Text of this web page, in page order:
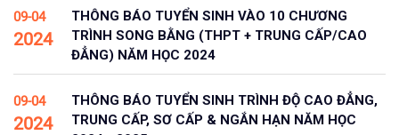
09-04
2024
THÔNG BÁO TUYỂN SINH VÀO 10 CHƯƠNG
TRÌNH SONG BẰNG (THPT + TRUNG CẤP/CAO
ĐẲNG) NĂM HỌC 2024
09-04
2024
THÔNG BÁO TUYỂN SINH TRÌNH ĐỘ CAO ĐẲNG,
TRUNG CẤP, SƠ CẤP & NGẮN HẠN NĂM HỌC